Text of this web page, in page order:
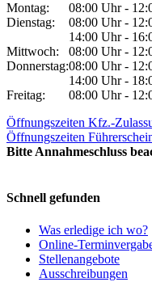
Montag:
08:00 Uhr -
Dienstag:
08:00 Uhr -
14:00 Uhr -
Mittwoch:
08:00 Uhr -
Donnerstag:08:00 Uhr -
14:00 Uhr -
Freitag:
08:00 Uhr -
Öffnungszeiten Kfz.-
Öffnungszeiten
Bitte Annahmeschluss
Schnell gefunden
Was erledige ich wo?
Online-
Stellenangebote
Ausschreibungen